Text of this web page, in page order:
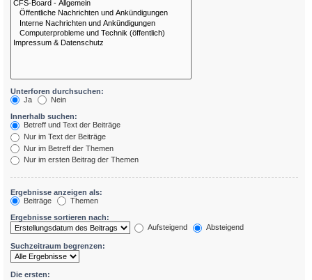
Unterforen durchsuchen:
Ja
Nein
Innerhalb suchen:
Betreff und Text der Beiträge
Nur im Text der Beiträge
Nur im Betreff der Themen
Nur im ersten Beitrag der Themen
Ergebnisse anzeigen als:
Beiträge
Themen
Ergebnisse sortieren nach:
Aufsteigend
Absteigend
Suchzeitraum begrenzen:
Die ersten: